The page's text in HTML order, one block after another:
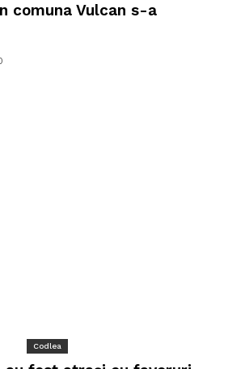
comuna Vulcan s-a
Codlea